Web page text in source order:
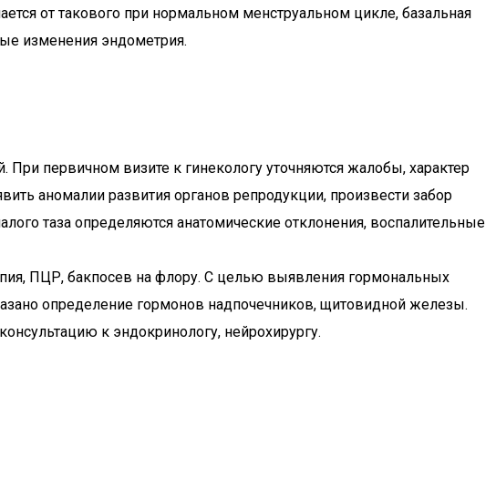
от такового при нормальном менструальном цикле, базальная
изменения эндометрия.
первичном визите к гинекологу уточняются жалобы, характер
аномалии развития органов репродукции, произвести забор
таза определяются анатомические отклонения, воспалительные
ПЦР, бакпосев на флору. С целью выявления гормональных
определение гормонов надпочечников, щитовидной железы.
к эндокринологу, нейрохирургу.